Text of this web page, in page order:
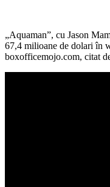
„Aquaman”, cu Jason
67,4 milioane de dolari în
boxofficemojo.com, citat